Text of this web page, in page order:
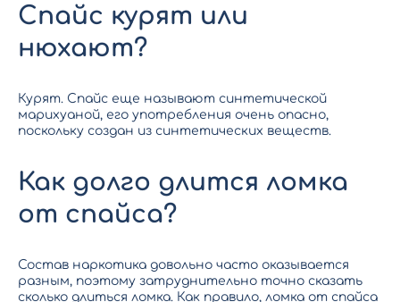
Спайс курят или
нюхают?
Курят. Спайс еще называют синтетической
марихуаной, его употребления очень опасно,
поскольку создан из синтетических веществ.
Как долго длится ломка
от спайса?
Состав наркотика довольно часто оказывается
разным, поэтому затруднительно точно сказать
сколько длиться ломка. Как правило, ломка от спайса